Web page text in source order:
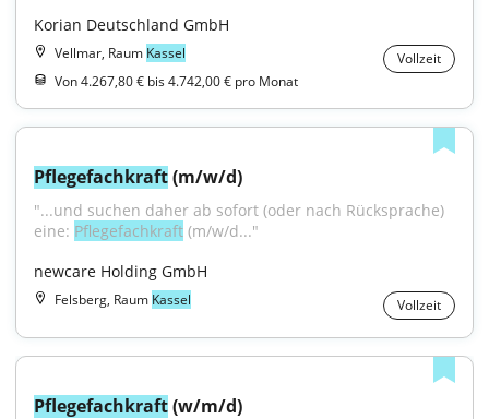
Korian Deutschland GmbH
Vellmar, Raum Kassel
Vollzeit
Von 4.267,80 € bis 4.742,00 € pro Monat
Pflegefachkraft (m/w/d)
"...und suchen daher ab sofort (oder nach Rücksprache)
eine: Pflegefachkraft (m/w/d..."
newcare Holding GmbH
Felsberg, Raum Kassel Vollzeit
Pflegefachkraft (w/m/d)